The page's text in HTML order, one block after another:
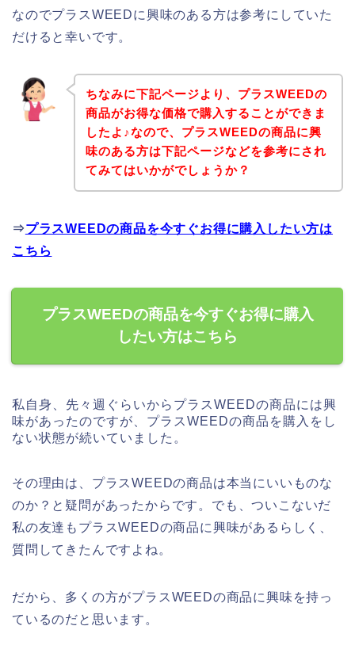
なのでプラスWEEDに興味のある方は参考にしていた
だけると幸いです。
ちなみに下記ページより、プラスWEEDの
商品がお得な価格で購入することができま
したよ♪なので、プラスWEEDの商品に興
味のある方は下記ページなどを参考にされ
てみてはいかがでしょうか？
⇒プラスWEEDの商品を今すぐお得に購入したい方は
こちら
プラスWEEDの商品を今すぐお得に購入
したい方はこちら
私自身、先々週ぐらいからプラスWEEDの商品には興
味があったのですが、プラスWEEDの商品を購入をし
ない状態が続いていました。
その理由は、プラスWEEDの商品は本当にいいものな
のか？と疑問があったからです。でも、ついこないだ
私の友達もプラスWEEDの商品に興味があるらしく、
質問してきたんですよね。
だから、多くの方がプラスWEEDの商品に興味を持っ
ているのだと思います。